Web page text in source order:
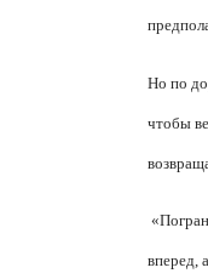
Но по
чтобы
вперед,